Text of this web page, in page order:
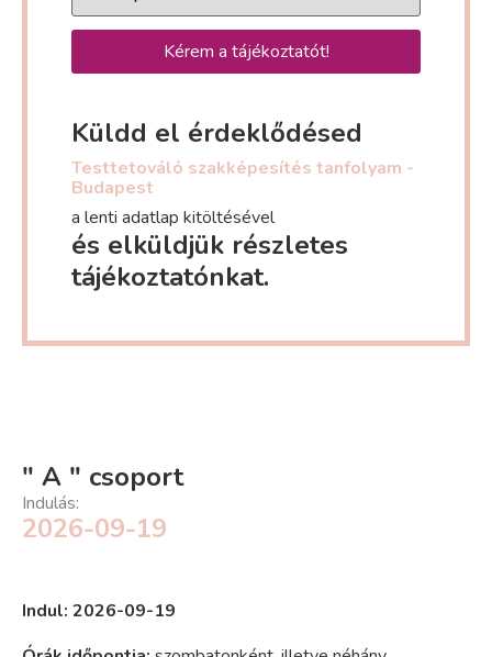
Kérem a tájékoztatót!
Küldd el érdeklődésed
Testtetováló szakképesítés tanfolyam -
Budapest
a lenti adatlap kitöltésével
és elküldjük részletes
tájékoztatónkat.
" A " csoport
Indulás:
2026-09-19
Indul: 2026-09-19